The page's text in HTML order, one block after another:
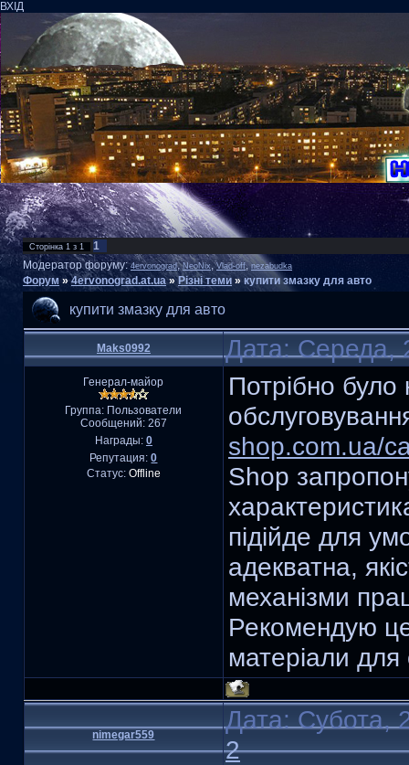
ВХІД
Сторінка 1 з 1
1
Модератор форуму:4ervonograd,NeoNix,Vlad-off,nezabudka
Форум » 4ervonograd.at.ua » Різні теми » купити змазку для авто
купити змазку для авто
Maks0992 Дата: Середа,
Генерал-майор
Группа: Пользователи
Сообщений: 267
Награды: 0
Репутация:0
Статус: Offline
Потрібно було
shop.com.ua/
Shop
підійде для
адекватна,
механізми
Рекомендую
матеріали для
nimegar559
Дата: Субота,
2